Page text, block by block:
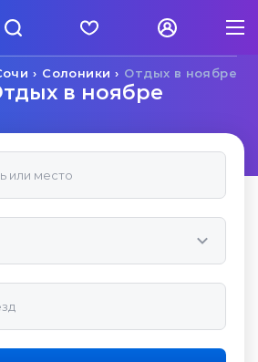
Отдых в ноябре
Солоники
в ноябре